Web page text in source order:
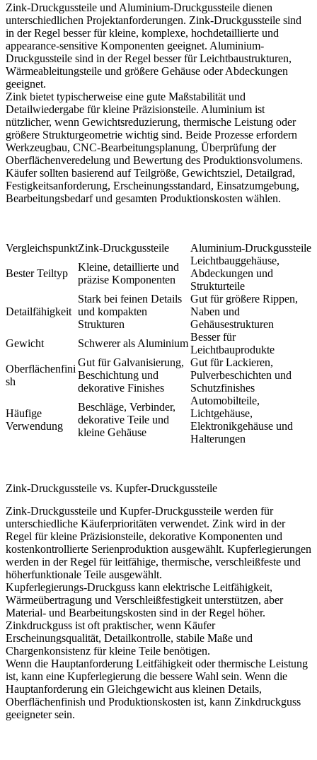
Zink-Druckgussteile und Aluminium-Druckgussteile dienen
unterschiedlichen Projektanforderungen. Zink-Druckgussteile sind
in der Regel besser für kleine, komplexe, hochdetaillierte und
appearance-sensitive Komponenten geeignet. Aluminium-
Druckgussteile sind in der Regel besser für Leichtbaustrukturen,
Wärmeableitungsteile und größere Gehäuse oder Abdeckungen
geeignet.
Zink bietet typischerweise eine gute Maßstabilität und
Detailwiedergabe für kleine Präzisionsteile. Aluminium ist
nützlicher, wenn Gewichtsreduzierung, thermische Leistung oder
größere Strukturgeometrie wichtig sind. Beide Prozesse erfordern
Werkzeugbau, CNC-Bearbeitungsplanung, Überprüfung der
Oberflächenveredelung und Bewertung des Produktionsvolumens.
Käufer sollten basierend auf Teilgröße, Gewichtsziel, Detailgrad,
Festigkeitsanforderung, Erscheinungsstandard, Einsatzumgebung,
Bearbeitungsbedarf und gesamten Produktionskosten wählen.
VergleichspunktZink-Druckgussteile Aluminium-Druckgussteile
Bester Teiltyp
Kleine, detaillierte und
präzise Komponenten
Leichtbauggehäuse,
Abdeckungen und
Strukturteile
Detailfähigkeit
Stark bei feinen Details
und kompakten
Strukturen
Gut für größere Rippen,
Naben und
Gehäusestrukturen
Gewicht
Schwerer als Aluminium
Besser für
Leichtbauprodukte
Oberflächenfini
sh
Gut für Galvanisierung,
Beschichtung und
dekorative Finishes
Gut für Lackieren,
Pulverbeschichten und
Schutzfinishes
Häufige
Verwendung
Beschläge, Verbinder,
dekorative Teile und
kleine Gehäuse
Automobilteile,
Lichtgehäuse,
Elektronikgehäuse und
Halterungen
Zink-Druckgussteile vs. Kupfer-Druckgussteile
Zink-Druckgussteile und Kupfer-Druckgussteile werden für
unterschiedliche Käuferprioritäten verwendet. Zink wird in der
Regel für kleine Präzisionsteile, dekorative Komponenten und
kostenkontrollierte Serienproduktion ausgewählt. Kupferlegierungen
werden in der Regel für leitfähige, thermische, verschleißfeste und
höherfunktionale Teile ausgewählt.
Kupferlegierungs-Druckguss kann elektrische Leitfähigkeit,
Wärmeübertragung und Verschleißfestigkeit unterstützen, aber
Material- und Bearbeitungskosten sind in der Regel höher.
Zinkdruckguss ist oft praktischer, wenn Käufer
Erscheinungsqualität, Detailkontrolle, stabile Maße und
Chargenkonsistenz für kleine Teile benötigen.
Wenn die Hauptanforderung Leitfähigkeit oder thermische Leistung
ist, kann eine Kupferlegierung die bessere Wahl sein. Wenn die
Hauptanforderung ein Gleichgewicht aus kleinen Details,
Oberflächenfinish und Produktionskosten ist, kann Zinkdruckguss
geeigneter sein.